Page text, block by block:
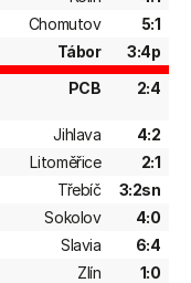
Chomutov
5:1
Tábor
3:4p
PCB 2:4
Jihlava
4:2
Litoměřice
2:1
Třebíč
3:2sn
Sokolov
4:0
Slavia
6:4
Zlín
1:0